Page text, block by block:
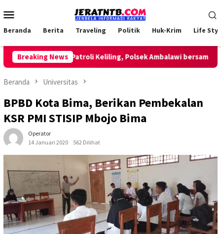
ke
Mobile
Beranda Berita Traveling Politik Huk-Krim Life
Breaking News
Lakukan Patroli Keliling, Polsek Ambalawi bersama TNI
Beranda Universitas
BPBD Kota Bima, Berikan Pembekalan
KSR PMI STISIP Mbojo Bima
Operator
14 Januari 2020
562 Dilihat